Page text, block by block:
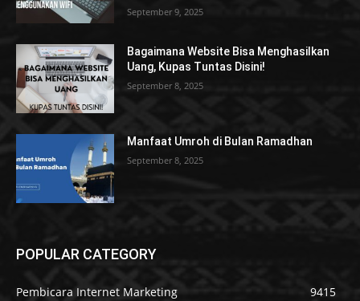
September 9, 2025
Bagaimana Website Bisa Menghasilkan
Uang, Kupas Tuntas Disini!
September 8, 2025
Manfaat Umroh di Bulan Ramadhan
September 8, 2025
POPULAR CATEGORY
Pembicara Internet Marketing
9415